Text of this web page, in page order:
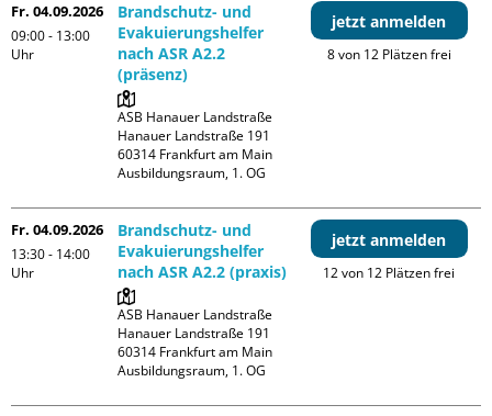
Fr. 04.09.2026
09:00 - 13:00
Uhr
Brandschutz- und
Evakuierungshelfer
nach ASR A2.2
(präsenz)
ASB Hanauer Landstraße
Hanauer Landstraße 191
60314 Frankfurt am Main
Ausbildungsraum, 1. OG
jetzt anmelden
8 von 12 Plätzen frei
Fr. 04.09.2026
13:30 - 14:00
Uhr
Brandschutz- und
Evakuierungshelfer
nach ASR A2.2 (praxis)
ASB Hanauer Landstraße
Hanauer Landstraße 191
60314 Frankfurt am Main
Ausbildungsraum, 1. OG
jetzt anmelden
12 von 12 Plätzen frei